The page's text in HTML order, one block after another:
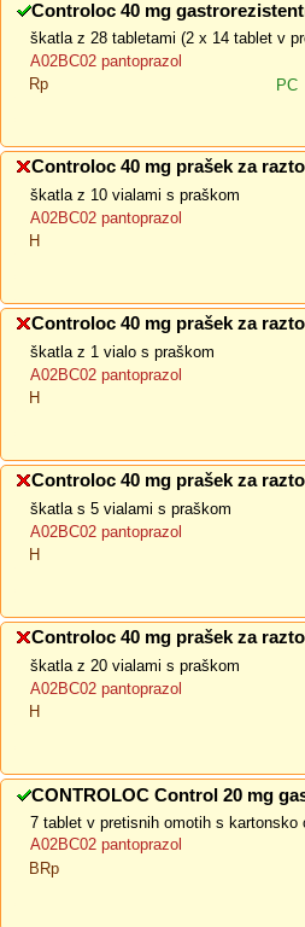
Controloc 40 mg
škatla z 28 tabletami (2 x 14 tablet v
A02BC02 pantoprazol
Rp
PC
Controloc 40 mg prašek za
škatla z 10 vialami s praškom
A02BC02 pantoprazol
H
Controloc 40 mg prašek za
škatla z 1 vialo s praškom
A02BC02 pantoprazol
H
Controloc 40 mg prašek za
škatla s 5 vialami s praškom
A02BC02 pantoprazol
H
Controloc 40 mg prašek za
škatla z 20 vialami s praškom
A02BC02 pantoprazol
H
CONTROLOC Control 20 mg
7 tablet v pretisnih omotih s kartonsko
A02BC02 pantoprazol
BRp